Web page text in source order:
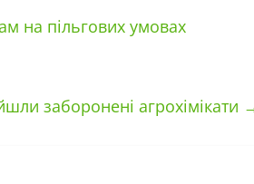
на пільгових умовах
заборонені агрохімікати